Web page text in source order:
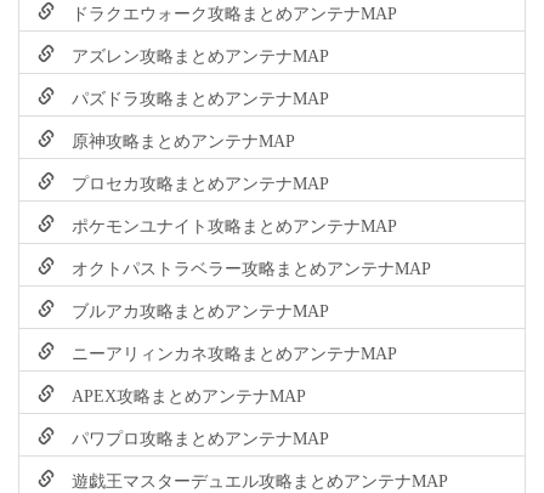
ドラクエウォーク攻略まとめアンテナMAP
アズレン攻略まとめアンテナMAP
パズドラ攻略まとめアンテナMAP
原神攻略まとめアンテナMAP
プロセカ攻略まとめアンテナMAP
ポケモンユナイト攻略まとめアンテナMAP
オクトパストラベラー攻略まとめアンテナMAP
ブルアカ攻略まとめアンテナMAP
ニーアリィンカネ攻略まとめアンテナMAP
APEX攻略まとめアンテナMAP
パワプロ攻略まとめアンテナMAP
遊戯王マスターデュエル攻略まとめアンテナMAP